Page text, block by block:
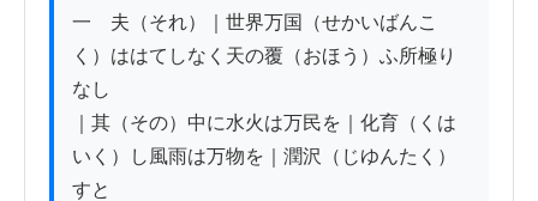
一　夫（それ）｜世界万国（せかいばんこ
く）ははてしなく天の覆（おほう）ふ所極り
なし
｜其（その）中に水火は万民を｜化育（くは
いく）し風雨は万物を｜潤沢（じゆんたく）
すと